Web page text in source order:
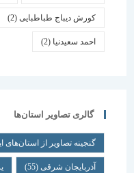
کورش دیباج طباطبایی(2)
احمد سعیدنیا (2)
گالری تصاویر استان‌ها
گنجینه تصاویر از استان‌های ایران(599)
آذربایجان شرقی(55) یزد